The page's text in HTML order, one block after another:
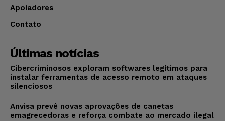
Apoiadores
Contato
Últimas notícias
Cibercriminosos exploram softwares legítimos para
instalar ferramentas de acesso remoto em ataques
silenciosos
Anvisa prevê novas aprovações de canetas
emagrecedoras e reforça combate ao mercado ilegal